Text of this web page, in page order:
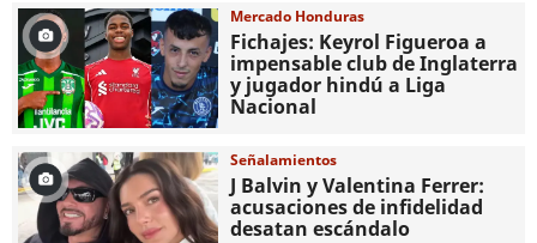
Mercado Honduras
Fichajes: Keyrol Figueroa a
impensable club de Inglaterra
y jugador hindú a Liga
Nacional
Señalamientos
J Balvin y Valentina Ferrer:
acusaciones de infidelidad
desatan escándalo